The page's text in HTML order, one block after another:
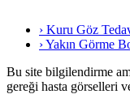
› Kuru Göz
› Yakın Görme
Bu site bilgilendirme
gereği hasta görselleri